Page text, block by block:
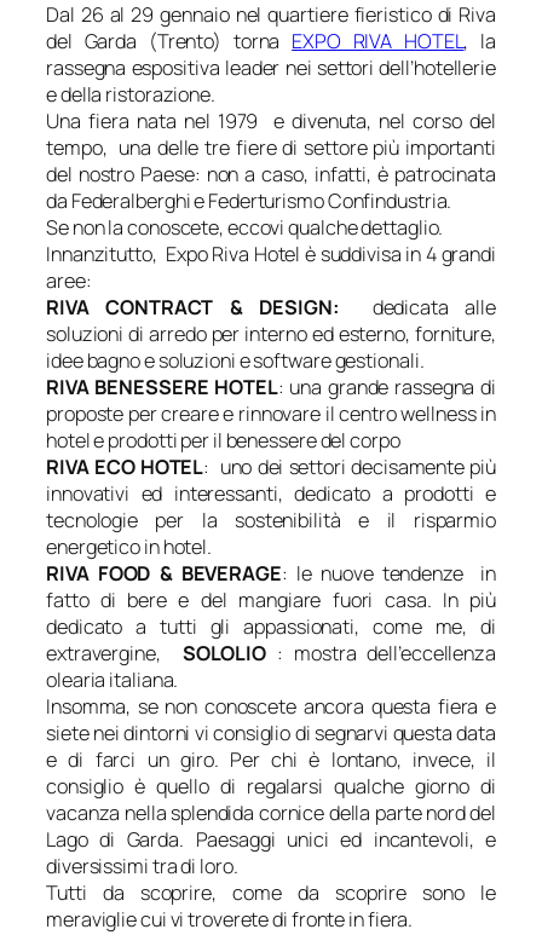
Dal 26 al 29 gennaio nel quartiere fieristico di Riva
del Garda (Trento) torna EXPO RIVA HOTEL, la
rassegna espositiva leader nei settori dell’hotellerie
e della ristorazione.
Una fiera nata nel 1979 e divenuta, nel corso del
tempo, una delle tre fiere di settore più importanti
del nostro Paese: non a caso, infatti, è patrocinata
da Federalberghi e Federturismo Confindustria.
Se non la conoscete, eccovi qualche dettaglio.
Innanzitutto, Expo Riva Hotel è suddivisa in 4 grandi
aree:
RIVA CONTRACT & DESIGN: dedicata alle
soluzioni di arredo per interno ed esterno, forniture,
idee bagno e soluzioni e software gestionali.
RIVA BENESSERE HOTEL: una grande rassegna di
proposte per creare e rinnovare il centro wellness in
hotel e prodotti per il benessere del corpo
RIVA ECO HOTEL: uno dei settori decisamente più
innovativi ed interessanti, dedicato a prodotti e
tecnologie per la sostenibilità e il risparmio
energetico in hotel.
RIVA FOOD & BEVERAGE: le nuove tendenze in
fatto di bere e del mangiare fuori casa. In più
dedicato a tutti gli appassionati, come me, di
extravergine, SOLOLIO : mostra dell’eccellenza
olearia italiana.
Insomma, se non conoscete ancora questa fiera e
siete nei dintorni vi consiglio di segnarvi questa data
e di farci un giro. Per chi è lontano, invece, il
consiglio è quello di regalarsi qualche giorno di
vacanza nella splendida cornice della parte nord del
Lago di Garda. Paesaggi unici ed incantevoli, e
diversissimi tra di loro.
Tutti da scoprire, come da scoprire sono le
meraviglie cui vi troverete di fronte in fiera.